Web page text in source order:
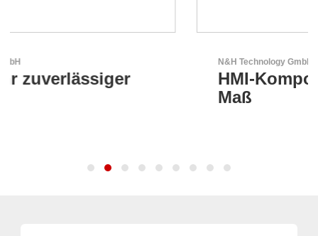
HMI-Komponenten nach